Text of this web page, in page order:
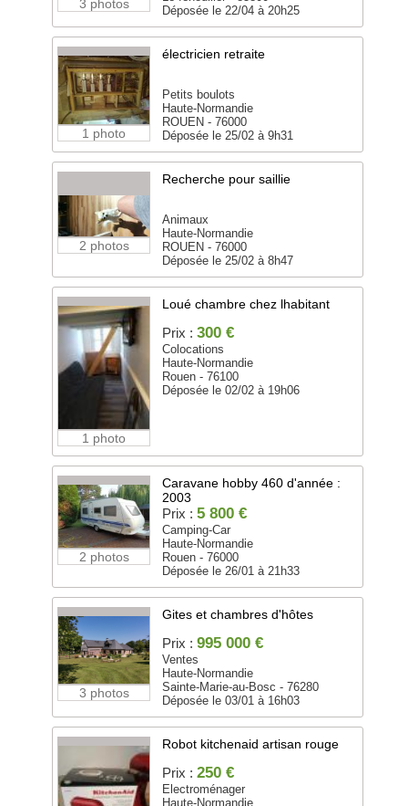
3 photos
Déposée le 22/04 à 20h25
1 photo
électricien retraite
Petits boulots
Haute-Normandie
ROUEN - 76000
Déposée le 25/02 à 9h31
2 photos
Recherche pour saillie
Animaux
Haute-Normandie
ROUEN - 76000
Déposée le 25/02 à 8h47
1 photo
Loué chambre chez lhabitant
Prix : 300 €
Colocations
Haute-Normandie
Rouen - 76100
Déposée le 02/02 à 19h06
2 photos
Caravane hobby 460 d'année :
2003
Prix : 5 800 €
Camping-Car
Haute-Normandie
Rouen - 76000
Déposée le 26/01 à 21h33
3 photos
Gites et chambres d'hôtes
Prix : 995 000 €
Ventes
Haute-Normandie
Sainte-Marie-au-Bosc - 76280
Déposée le 03/01 à 16h03
Robot kitchenaid artisan rouge
Prix : 250 €
Electroménager
Haute-Normandie